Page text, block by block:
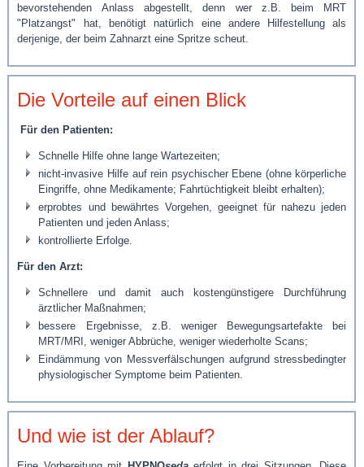
bevorstehenden Anlass abgestellt, denn wer z.B. beim MRT
"Platzangst" hat, benötigt natürlich eine andere Hilfestellung als
derjenige, der beim Zahnarzt eine Spritze scheut.
Die Vorteile auf einen Blick
Für den Patienten:
Schnelle Hilfe ohne lange Wartezeiten;
nicht-invasive Hilfe auf rein psychischer Ebene (ohne körperliche
Eingriffe, ohne Medikamente; Fahrtüchtigkeit bleibt erhalten);
erprobtes und bewährtes Vorgehen, geeignet für nahezu jeden
Patienten und jeden Anlass;
kontrollierte Erfolge.
Für den Arzt:
Schnellere und damit auch kostengünstigere Durchführung
ärztlicher Maßnahmen;
bessere Ergebnisse, z.B. weniger Bewegungsartefakte bei
MRT/MRI, weniger Abbrüche, weniger wiederholte Scans;
Eindämmung von Messverfälschungen aufgrund stressbedingter
physiologischer Symptome beim Patienten.
Und wie ist der Ablauf?